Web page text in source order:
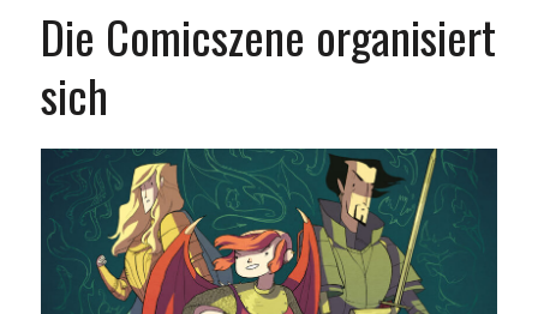
Die Comicszene organisiert
sich